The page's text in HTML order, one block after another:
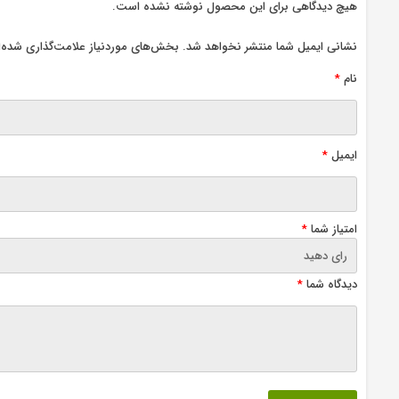
هیچ دیدگاهی برای این محصول نوشته نشده است.
نشانی ایمیل شما منتشر نخواهد شد. بخش‌های موردنیاز علامت‌گذاری
نام*
ایمیل*
امتیاز شما*
دیدگاه شما*